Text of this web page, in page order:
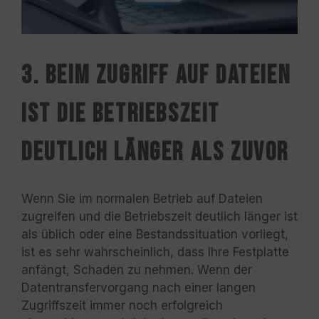
3. Beim Zugriff auf Dateien
ist die Betriebszeit
deutlich länger als zuvor
Wenn Sie im normalen Betrieb auf Dateien
zugreifen und die Betriebszeit deutlich länger ist
als üblich oder eine Bestandssituation vorliegt,
ist es sehr wahrscheinlich, dass Ihre Festplatte
anfängt, Schaden zu nehmen. Wenn der
Datentransfervorgang nach einer langen
Zugriffszeit immer noch erfolgreich